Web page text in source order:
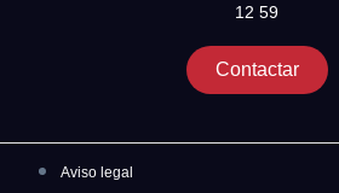
12 59
Contactar
Aviso legal